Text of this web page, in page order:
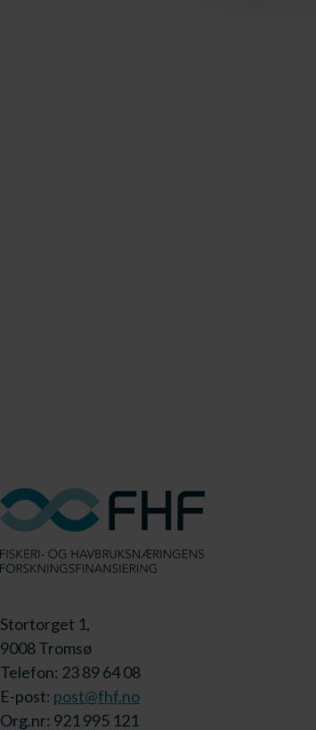
Stortorget 1,
9008 Tromsø
Telefon: 23 89 64 08
E-post: post@fhf.no
Org.nr: 921 995 121